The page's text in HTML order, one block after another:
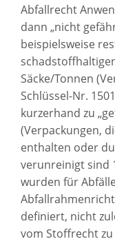
Abfallrecht
dann „nicht
beispielsweise
Säcke/Tonnen
Schlüssel-Nr.
kurzerhand zu
(Verpackungen,
enthalten oder
verunreinigt sind
wurden für
definiert, nicht
vom Stoffrecht